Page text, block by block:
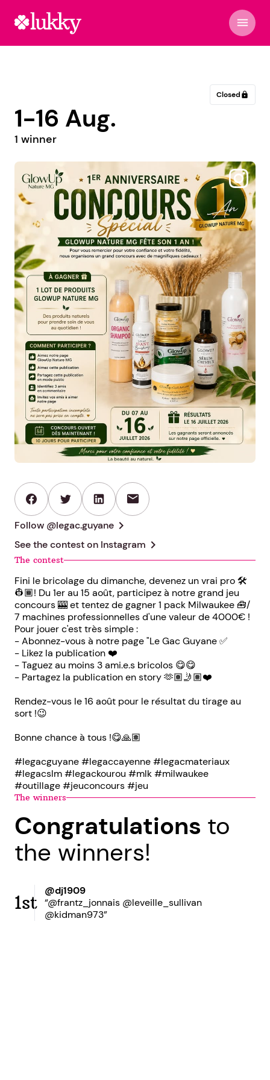
menu
Closed lock
1-16 Aug.
1 winner
@legac.guyane
mail
Follow @legac.guyane chevron_right
See the contest on Instagram chevron_right
The contest
Fini le bricolage du dimanche, devenez un vrai pro 🛠️
👷🏾! Du 1er au 15 août, participez à notre grand jeu
concours 🎰 et tentez de gagner 1 pack Milwaukee 🧰/
7 machines professionnelles d'une valeur de 4000€ !
Pour jouer c'est très simple :
- Abonnez-vous à notre page "Le Gac Guyane ✅
- Likez la publication ❤️
- Taguez au moins 3 ami.e.s bricolos 😋😋
- Partagez la publication en story 🫶🏽🤳🏽❤️
Rendez-vous le 16 août pour le résultat du tirage au
sort !😉
Bonne chance à tous !😋🙏🏽
#legacguyane #legaccayenne #legacmateriaux
#legacslm #legackourou #mlk #milwaukee
#outillage #jeuconcours #jeu
The winners
Congratulations to
the winners!
1st
@dj1909
“@frantz_jonnais @leveille_sullivan
@kidman973”